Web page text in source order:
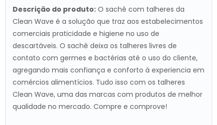
Descrição do produto:O sachê com talheres da
Clean Wave é a solução que traz aos estabelecimentos
comerciais praticidade e higiene no uso de
descartáveis. O sachê deixa os talheres livres de
contato com germes e bactérias até o uso do cliente,
agregando mais confiança e conforto à experiencia em
comércios alimentícios. Tudo isso com os talheres
Clean Wave, uma das marcas com produtos de melhor
qualidade no mercado. Compre e comprove!